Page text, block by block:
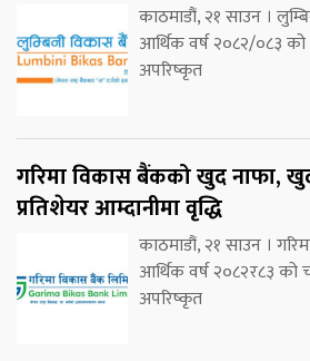
काठमाडौं, २१ साउन ।
आर्थिक वर्ष २०८२/०८३ को
अपरिष्कृत
गरिमा विकास बैंकको खुद नाफा,
प्रतिशेयर आम्दानीमा वृद्धि
काठमाडौं, २१ साउन ।
आर्थिक वर्ष २०८२र८३ को
अपरिष्कृत